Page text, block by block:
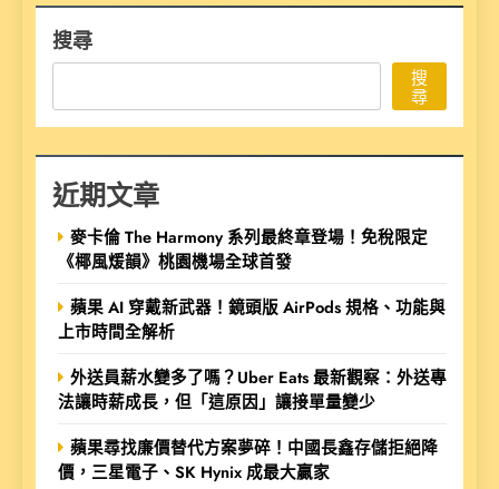
搜尋
搜
尋
近期文章
麥卡倫 The Harmony 系列最終章登場！免稅限定
《椰風煖韻》桃園機場全球首發
蘋果 AI 穿戴新武器！鏡頭版 AirPods 規格、功能與
上市時間全解析
外送員薪水變多了嗎？Uber Eats 最新觀察：外送專
法讓時薪成長，但「這原因」讓接單量變少
蘋果尋找廉價替代方案夢碎！中國長鑫存儲拒絕降
價，三星電子、SK Hynix 成最大贏家